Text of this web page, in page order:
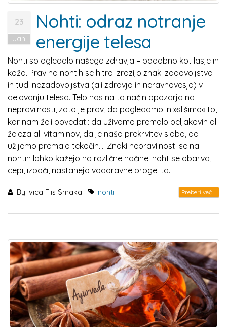
23
Jan
Nohti: odraz notranje
energije telesa
Nohti so ogledalo našega zdravja – podobno kot lasje in
koža. Prav na nohtih se hitro izrazijo znaki zadovoljstva
in tudi nezadovoljstva (ali zdravja in neravnovesja) v
delovanju telesa. Telo nas na ta način opozarja na
nepravilnosti, zato je prav, da pogledamo in »slišimo« to,
kar nam želi povedati: da uživamo premalo beljakovin ali
železa ali vitaminov, da je naša prekrvitev slaba, da
užijemo premalo tekočin…. Znaki nepravilnosti se na
nohtih lahko kažejo na različne načine: noht se obarva,
cepi, izboči, nastanejo vodoravne proge itd.
By Ivica Flis Smaka nohti Preberi več ...